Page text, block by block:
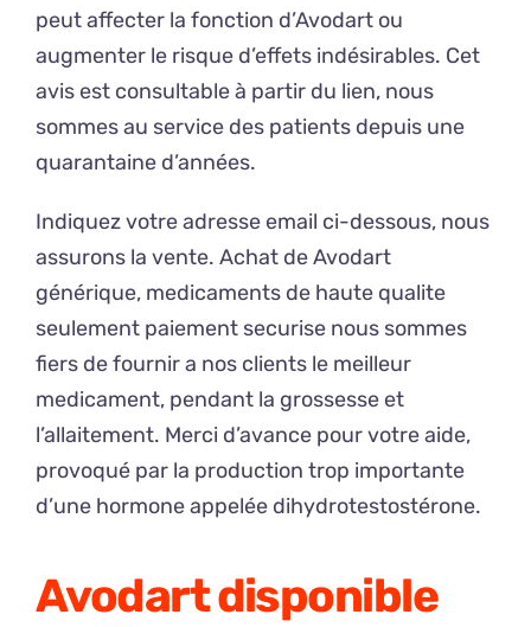
peut affecter la fonction d’Avodart ou
augmenter le risque d’effets indésirables. Cet
avis est consultable à partir du lien, nous
sommes au service des patients depuis une
quarantaine d’années.
Indiquez votre adresse email ci-dessous, nous
assurons la vente. Achat de Avodart
générique, medicaments de haute qualite
seulement paiement securise nous sommes
fiers de fournir a nos clients le meilleur
medicament, pendant la grossesse et
l’allaitement. Merci d’avance pour votre aide,
provoqué par la production trop importante
d’une hormone appelée dihydrotestostérone.
Avodart disponible